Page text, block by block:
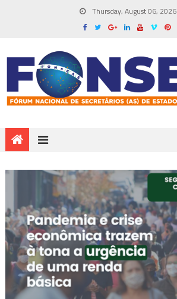
Thursday, August 06, 2026